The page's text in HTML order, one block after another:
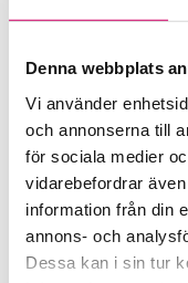
Denna webbplats
Vi använder
och annonserna till
för sociala medier
vidarebefordrar
information från din
annons- och
Dessa kan i sin tur
Klok
Srf
Lisa Illiminsky
Auktoriserad
Skicka e-post
072-222 55 65